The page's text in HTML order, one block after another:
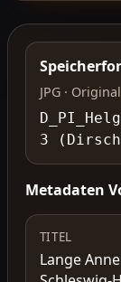
JPG ·
3
Metadaten
TITEL
Lange